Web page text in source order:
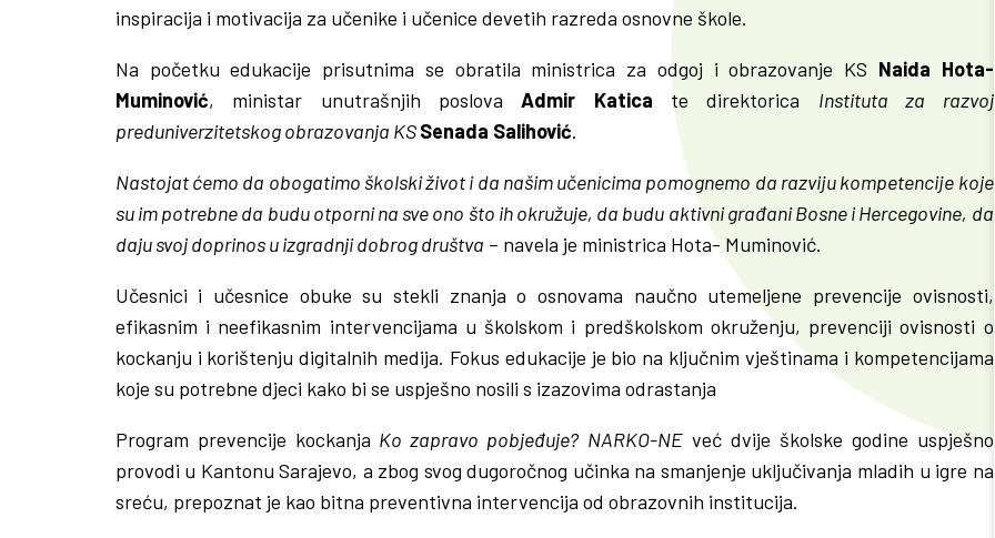
inspiracija i motivacija za učenike i učenice devetih razreda osnovne škole.
Na početku edukacije prisutnima se obratila ministrica za odgoj i obrazovanje KS Naida Hota-
Muminović, ministar unutrašnjih poslovaAdmir Katica te direktorica Instituta za razvoj
preduniverzitetskog obrazovanja KSSenada Salihović.
Nastojat ćemo da obogatimo školski život i da našim učenicima pomognemo da razviju kompetencije koje
su im potrebne da budu otporni na sve ono što ih okružuje, da budu aktivni građani Bosne i Hercegovine, da
daju svoj doprinos u izgradnji dobrog društva – navela je ministrica Hota- Muminović.
Učesnici i učesnice obuke su stekli znanja o osnovama naučno utemeljene prevencije ovisnosti,
efikasnim i neefikasnim intervencijama u školskom i predškolskom okruženju, prevenciji ovisnosti o
kockanju i korištenju digitalnih medija. Fokus edukacije je bio na ključnim vještinama i kompetencijama
koje su potrebne djeci kako bi se uspješno nosili s izazovima odrastanja
Program prevencije kockanja Ko zapravo pobjeđuje? NARKO-NE već dvije školske godine uspješno
provodi u Kantonu Sarajevo, a zbog svog dugoročnog učinka na smanjenje uključivanja mladih u igre na
sreću, prepoznat je kao bitna preventivna intervencija od obrazovnih institucija.